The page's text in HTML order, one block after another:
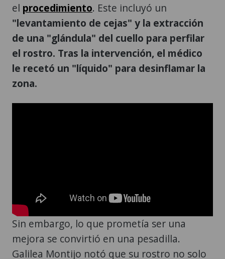
el procedimiento. Este incluyó un
"levantamiento de cejas" y la extracción
de una "glándula" del cuello para perfilar
el rostro. Tras la intervención, el médico
le recetó un "líquido" para desinflamar la
zona.
Sin embargo, lo que prometía ser una
mejora se convirtió en una pesadilla.
Galilea Montijo notó que su rostro no solo